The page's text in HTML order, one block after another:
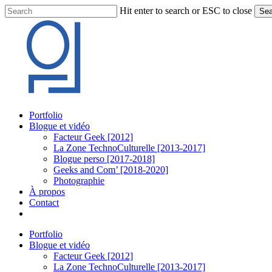
Skip
to
content
Hit enter to search or ESC to close
Search
Menu
Portfolio
Blogue et vidéo
Facteur Geek [2012]
La Zone TechnoCulturelle [2013-2017]
Blogue perso [2017-2018]
Geeks and Com’ [2018-2020]
Photographie
À propos
Contact
Portfolio
Blogue et vidéo
Facteur Geek [2012]
La Zone TechnoCulturelle [2013-2017]